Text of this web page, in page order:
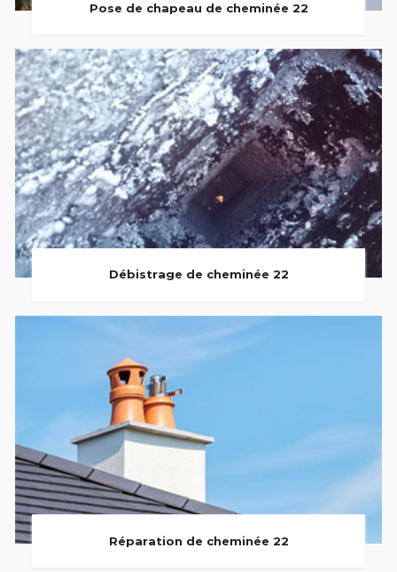
Pose de chapeau de cheminée 22
Débistrage de cheminée 22
Réparation de cheminée 22